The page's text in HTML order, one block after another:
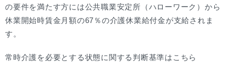
の要件を満たす方には公共職業安定所（ハローワーク）から
休業開始時賃金月額の67％の介護休業給付金が支給されま
す。
常時介護を必要とする状態に関する判断基準はこちら